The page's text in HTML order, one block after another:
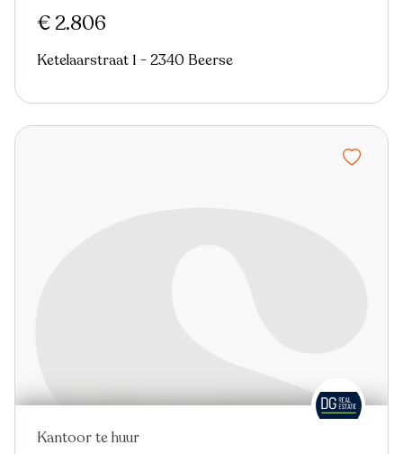
€ 2.806
Ketelaarstraat 1 - 2340 Beerse
Nieuw
Kantoor te huur